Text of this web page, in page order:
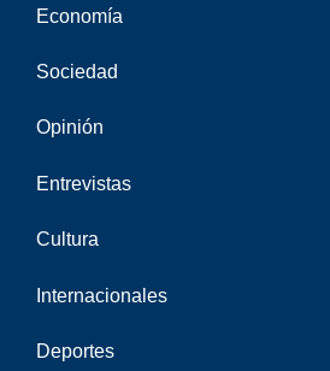
Economía
Sociedad
Opinión
Entrevistas
Cultura
Internacionales
Deportes